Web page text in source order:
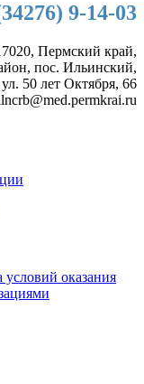
9-14-03
Пермский край,
пос. Ильинский,
ул. 50 лет Октября, 66
условий оказания